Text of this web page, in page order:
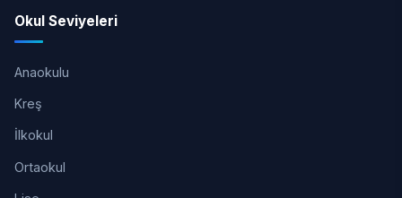
Okul Seviyeleri
Anaokulu
Kreş
İlkokul
Ortaokul